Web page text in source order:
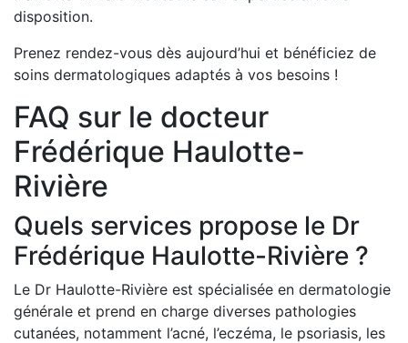
disposition.
Prenez rendez-vous dès aujourd’hui et bénéficiez de
soins dermatologiques adaptés à vos besoins !
FAQ sur le docteur
Frédérique Haulotte-
Rivière
Quels services propose le Dr
Frédérique Haulotte-Rivière ?
Le Dr Haulotte-Rivière est spécialisée en dermatologie
générale et prend en charge diverses pathologies
cutanées, notamment l’acné, l’eczéma, le psoriasis, les